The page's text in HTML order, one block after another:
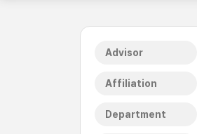
Advisor
Affiliation
Department